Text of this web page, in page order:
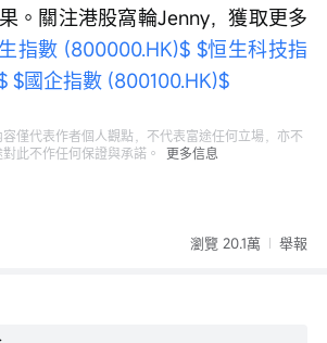
。關注港股窩輪Jenny，獲取更多
指數 (800000.HK)$ $恒生科技指
$國企指數 (800100.HK)$
僅代表作者個人觀點，不代表富途任何立場，亦不
此不作任何保證與承諾。
更多信息
瀏覽 20.1萬 舉報